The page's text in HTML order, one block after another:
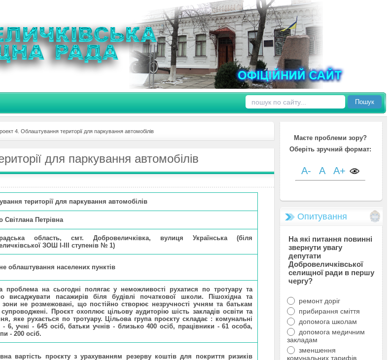
Пошук
4. Облаштування території для паркування автомобілів
для паркування автомобілів
території для паркування автомобілів
Світлана Петрівна
область, смт. Добровеличківка, вулиця Українська (біля
ЗОШ І-ІІІ ступенів № 1)
облаштування населених пунктів
проблема на сьогодні полягає у неможливості рухатися по тротуару та
висаджувати пасажирів біля будівлі початкової школи. Пішохідна та
зони не розмежовані, що постійно створює незручності учням та батькам
Проєкт охоплює цільову аудиторію шість закладів освіти та
яке рухається по тротуару. Цільова група проєкту складає : комунальні
- 6, учні - 645 осіб, батьки учнів - близько 400 осіб, працівники - 61 особа,
- 200 осіб.
вартість проєкту з урахуванням резерву коштів для покриття ризиків
Маєте проблеми зору?
Оберіть зручний формат:
A- A A+
Опитування
На які питання повинні
звернути увагу
депутати
Добровеличківської
селищної ради в першу
чергу?
ремонт доріг
прибирання сміття
допомога школам
допомога медичним
закладам
зменшення
комунальних тарифів